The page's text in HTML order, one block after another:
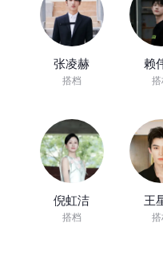
张凌赫
搭档
赖
倪虹洁
搭档
王